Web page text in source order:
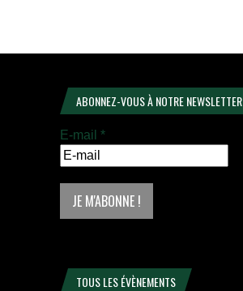
ABONNEZ-VOUS À NOTRE NEWSLETTER
E-mail *
TOUS LES ÉVÈNEMENTS